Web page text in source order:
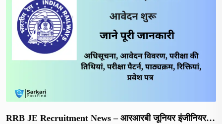
RRB JE Recruitment News – आरआरबी जूनियर इंजीनियर…